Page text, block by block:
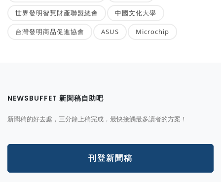
世界發明智慧財產聯盟總會 中國文化大學
台灣發明商品促進協會 ASUS Microchip
NEWSBUFFET 新聞稿自助吧
新聞稿的好去處，三分鐘上稿完成，最快接觸最多讀者的方案！
刊登新聞稿